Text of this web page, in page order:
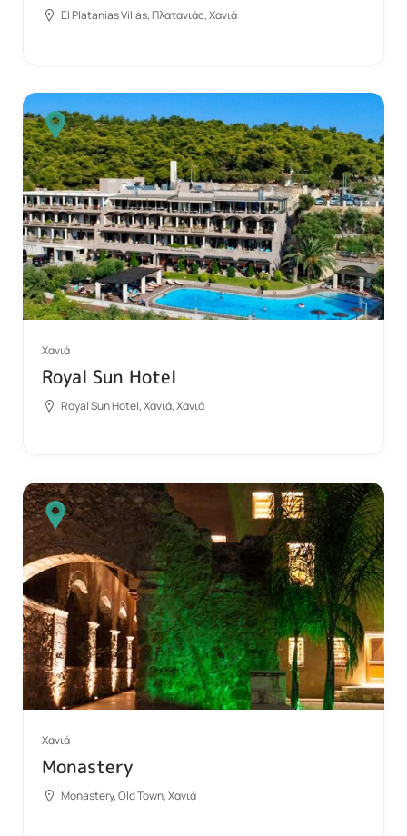
El Platanias Villas, Πλατανιάς, Χανιά
Χανιά
Royal Sun Hotel
Royal Sun Hotel, Χανιά, Χανιά
Χανιά
Monastery
Monastery, Old Town, Χανιά